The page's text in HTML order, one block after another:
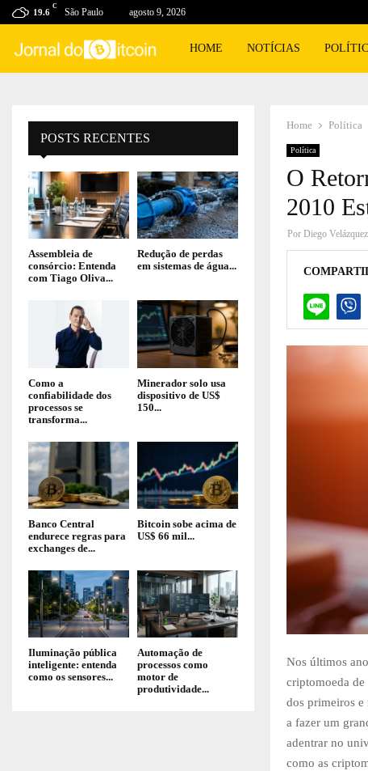
19.6
C
São Paulo agosto 9, 2026
HOME NOTÍCIAS
Home Política
Política
O
2010
Por Diego Velázquez
Nos últimos
criptomoeda de
dos primeiros e
a fazer um
adentrar no
como as
POSTS RECENTES
Assembleia de
consórcio: Entenda
com Tiago Oliva...
Redução de perdas
em sistemas de água...
Como a
confiabilidade dos
processos se
transforma...
Minerador solo usa
dispositivo de US$
150...
Banco Central
endurece regras para
exchanges de...
Bitcoin sobe acima de
US$ 66 mil...
Iluminação pública
inteligente: entenda
como os sensores...
Automação de
processos como
motor de
produtividade...